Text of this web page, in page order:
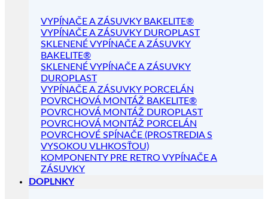
VYPÍNAČE A ZÁSUVKY BAKELITE®
VYPÍNAČE A ZÁSUVKY DUROPLAST
SKLENENÉ VYPÍNAČE A ZÁSUVKY
BAKELITE®
SKLENENÉ VYPÍNAČE A ZÁSUVKY
DUROPLAST
VYPÍNAČE A ZÁSUVKY PORCELÁN
POVRCHOVÁ MONTÁŽ BAKELITE®
POVRCHOVÁ MONTÁŽ DUROPLAST
POVRCHOVÁ MONTÁŽ PORCELÁN
POVRCHOVÉ SPÍNAČE (PROSTREDIA S
VYSOKOU VLHKOSŤOU)
KOMPONENTY PRE RETRO VYPÍNAČE A
ZÁSUVKY
DOPLNKY